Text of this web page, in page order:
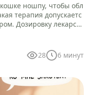
ношпу, чтобы обл
терапия допускаетс
Дозировку лекарст
28 6 минут